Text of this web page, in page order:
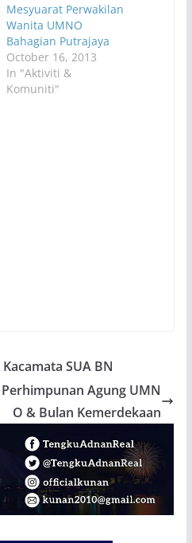
Mesyuarat Perwakilan
Wanita UMNO
Bahagian Putrajaya
October 16, 2013
In "Aktiviti &
Komuniti"
SUA BN
Agung UMN
O & Bulan Kemerdekaan